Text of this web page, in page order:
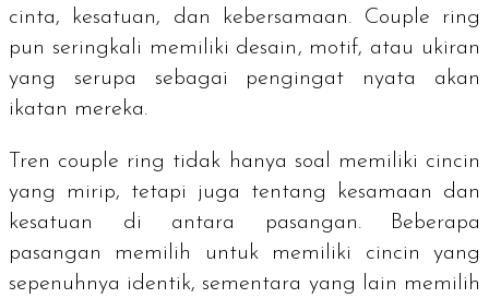
cinta, kesatuan, dan kebersamaan. Couple ring
pun seringkali memiliki desain, motif, atau ukiran
yang serupa sebagai pengingat nyata akan
ikatan mereka.
Tren couple ring tidak hanya soal memiliki cincin
yang mirip, tetapi juga tentang kesamaan dan
kesatuan di antara pasangan. Beberapa
pasangan memilih untuk memiliki cincin yang
sepenuhnya identik, sementara yang lain memilih